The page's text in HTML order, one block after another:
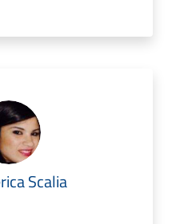
Scalia